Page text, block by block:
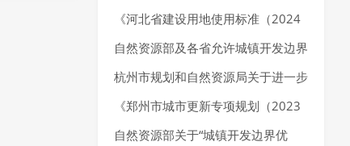
025年7月）》
《河北省建设用地使用标准（2024
年版）》发布，确定10大类、55个
行业建设项目用地指标。
自然资源部及各省允许城镇开发边界
局部优化的内容
杭州市规划和自然资源局关于进一步
加强规划资源要素保障推动经济高质
量发展的通知
《郑州市城市更新专项规划（2023
—2035 年）》发布，明确城市更新
自然资源部关于“城镇开发边界优